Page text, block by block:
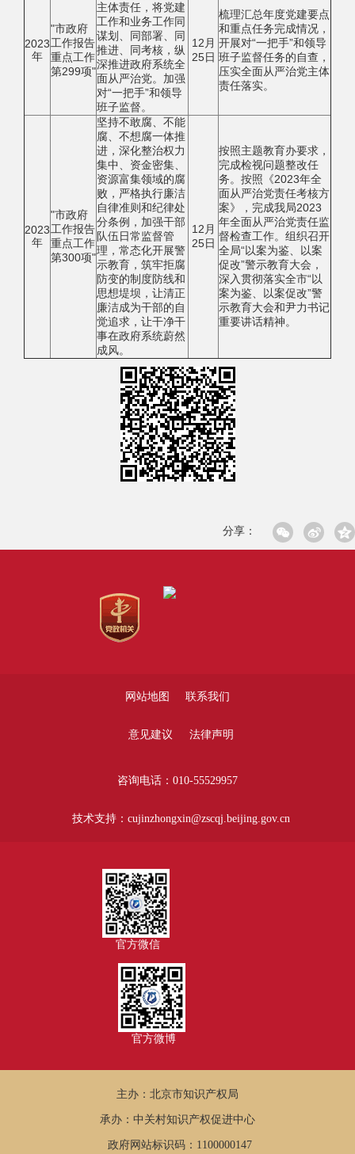
2023
年
"市政府
工作报告
重点工作
第299项"
主体责任，将党建
工作和业务工作同
谋划、同部署、同
推进、同考核，纵
深推进政府系统全
面从严治党。加强
对“一把手”和领导
班子监督。
12月
25日
梳理汇总年度党建要点
和重点任务完成情况，
开展对“一把手”和领导
班子监督任务的自查，
压实全面从严治党主体
责任落实。
2023
年
"市政府
工作报告
重点工作
第300项"
坚持不敢腐、不能
腐、不想腐一体推
进，深化整治权力
集中、资金密集、
资源富集领域的腐
败，严格执行廉洁
自律准则和纪律处
分条例，加强干部
队伍日常监督管
理，常态化开展警
示教育，筑牢拒腐
防变的制度防线和
思想堤坝，让清正
廉洁成为干部的自
觉追求，让干净干
事在政府系统蔚然
成风。
12月
25日
按照主题教育办要求，
完成检视问题整改任
务。按照《2023年全
面从严治党责任考核方
案》，完成我局2023
年全面从严治党责任监
督检查工作。组织召开
全局“以案为鉴、以案
促改”警示教育大会，
深入贯彻落实全市“以
案为鉴、以案促改”警
示教育大会和尹力书记
重要讲话精神。
分享：
网站地图 联系我们
意见建议 法律声明
咨询电话：010-55529957
技术支持：cujinzhongxin@zscqj.beijing.gov.cn
官方微信
官方微博
主办：北京市知识产权局
承办：中关村知识产权促进中心
政府网站标识码：1100000147